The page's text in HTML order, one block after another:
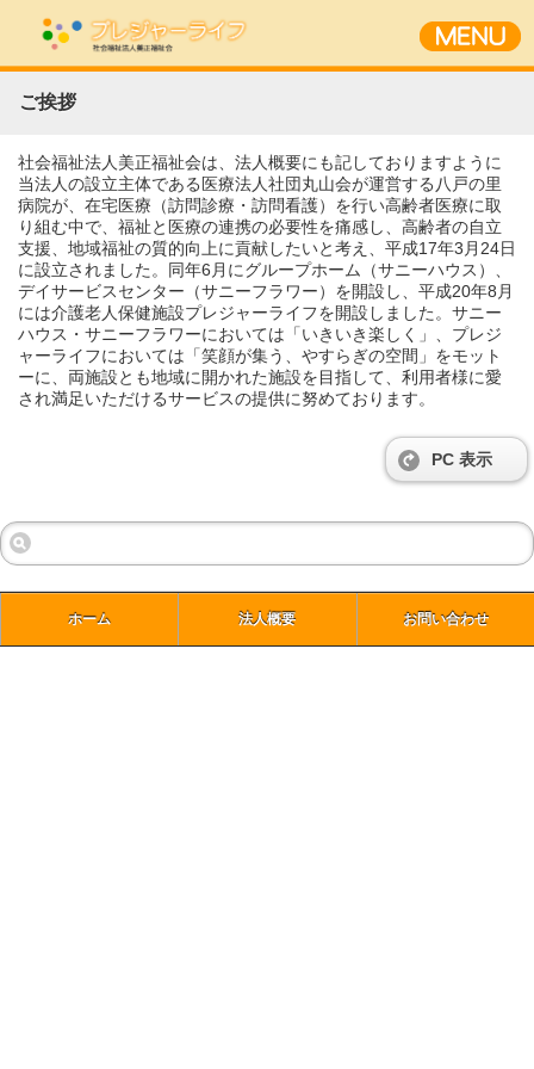
ご挨拶
社会福祉法人美正福祉会は、法人概要にも記しておりますように
当法人の設立主体である医療法人社団丸山会が運営する八戸の里
病院が、在宅医療（訪問診療・訪問看護）を行い高齢者医療に取
り組む中で、福祉と医療の連携の必要性を痛感し、高齢者の自立
支援、地域福祉の質的向上に貢献したいと考え、平成17年3月24日
に設立されました。同年6月にグループホーム（サニーハウス）、
デイサービスセンター（サニーフラワー）を開設し、平成20年8月
には介護老人保健施設プレジャーライフを開設しました。サニー
ハウス・サニーフラワーにおいては「いきいき楽しく」、プレジ
ャーライフにおいては「笑顔が集う、やすらぎの空間」をモット
ーに、両施設とも地域に開かれた施設を目指して、利用者様に愛
され満足いただけるサービスの提供に努めております。
PC 表示
ホーム 法人概要 お問い合わせ